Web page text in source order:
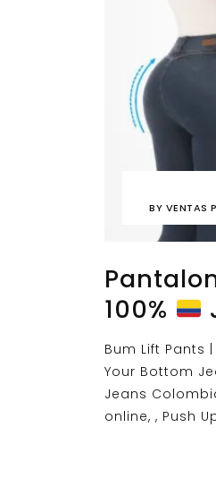
BY VENTAS
100%
Bum Lift Pants
Your Bottom
Jeans
online, , Push